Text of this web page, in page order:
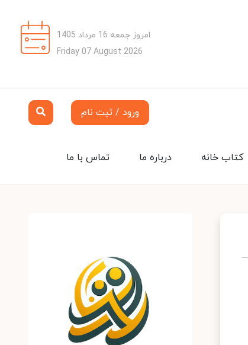
امروز جمعه 16 مرداد 1405
Friday 07 August 2026
ورود / ثبت نام
تماس با ما درباره ما کتاب خانه